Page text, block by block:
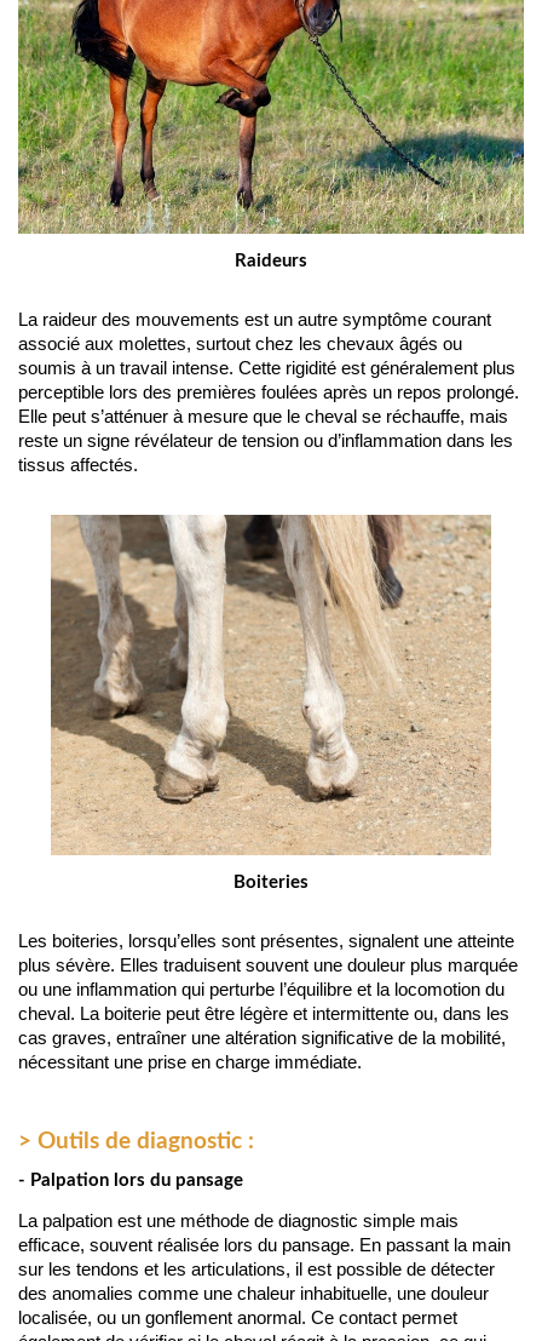
Raideurs
La raideur des mouvements est un autre symptôme courant
associé aux molettes, surtout chez les chevaux âgés ou
soumis à un travail intense. Cette rigidité est généralement plus
perceptible lors des premières foulées après un repos prolongé.
Elle peut s’atténuer à mesure que le cheval se réchauffe, mais
reste un signe révélateur de tension ou d’inflammation dans les
tissus affectés.
Boiteries
Les boiteries, lorsqu’elles sont présentes, signalent une atteinte
plus sévère. Elles traduisent souvent une douleur plus marquée
ou une inflammation qui perturbe l’équilibre et la locomotion du
cheval. La boiterie peut être légère et intermittente ou, dans les
cas graves, entraîner une altération significative de la mobilité,
nécessitant une prise en charge immédiate.
> Outils de diagnostic :
- Palpation lors du pansage
La palpation est une méthode de diagnostic simple mais
efficace, souvent réalisée lors du pansage. En passant la main
sur les tendons et les articulations, il est possible de détecter
des anomalies comme une chaleur inhabituelle, une douleur
localisée, ou un gonflement anormal. Ce contact permet